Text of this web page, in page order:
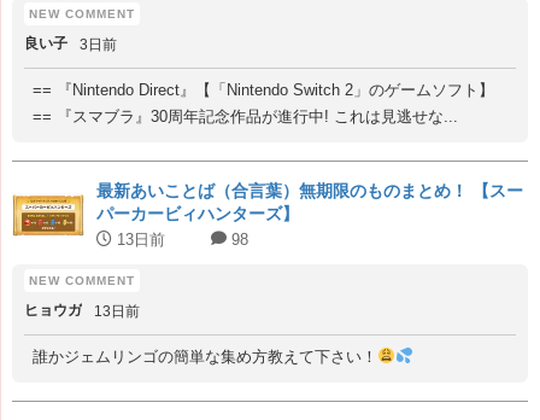
良い子 3日前
== 『Nintendo Direct』【「Nintendo Switch 2」のゲームソフト】
== 『スマブラ』30周年記念作品が進行中! これは見逃せな...
最新あいことば（合言葉）無期限のものまとめ！ 【スー
パーカービィハンターズ】
13日前 98
ヒョウガ 13日前
誰かジェムリンゴの簡単な集め方教えて下さい！